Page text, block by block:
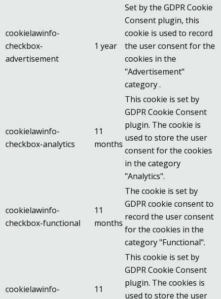
cookielawinfo-
checkbox-
advertisement
1 year
Set by the GDPR Cookie
Consent plugin, this
cookie is used to record
the user consent for the
cookies in the
"Advertisement"
category .
cookielawinfo-
checkbox-analytics
11
months
This cookie is set by
GDPR Cookie Consent
plugin. The cookie is
used to store the user
consent for the cookies
in the category
"Analytics".
cookielawinfo-
checkbox-functional
11
months
The cookie is set by
GDPR cookie consent to
record the user consent
for the cookies in the
category "Functional".
cookielawinfo-
11
This cookie is set by
GDPR Cookie Consent
plugin. The cookies is
used to store the user